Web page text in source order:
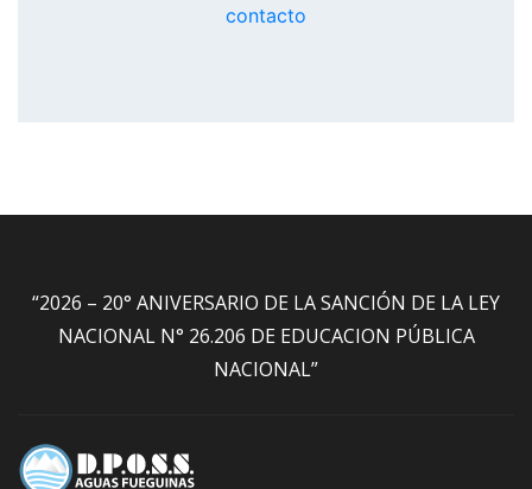
contacto
“2026 – 20° ANIVERSARIO DE LA SANCIÓN DE LA LEY
NACIONAL N° 26.206 DE EDUCACION PÚBLICA
NACIONAL”